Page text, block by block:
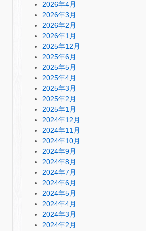
2026年4月
2026年3月
2026年2月
2026年1月
2025年12月
2025年6月
2025年5月
2025年4月
2025年3月
2025年2月
2025年1月
2024年12月
2024年11月
2024年10月
2024年9月
2024年8月
2024年7月
2024年6月
2024年5月
2024年4月
2024年3月
2024年2月